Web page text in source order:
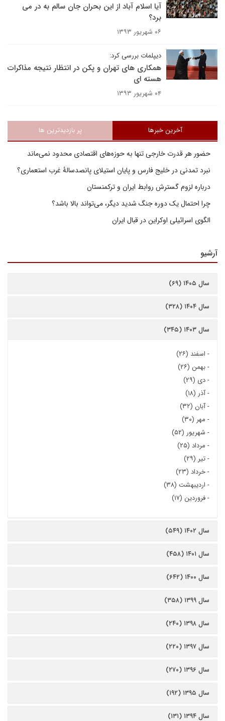
آیا اسلام آباد از این بحران جان سالم به در می
برد؟
۰۶ شهریور ۱۳۹۳
دیپلمات بررسی کرد:
همکاری های تهران و پکن در انتظار نتیجه مذاکرات
هسته ای
۰۴ شهریور ۱۳۹۳
آخرین خبرها پر بازدیدترین ها
حضور هر قدرت خارجی تنها به حوزه‌های اقتصادی محدود نمی‌ماند
نبرد تمدنی در خلیج فارس و پایان استیلای پانصدسالۀ غرب استعماری؟
درباره لزوم گسترش روابط ایران و ترکمنستان
چرا احتمال یک دوره جنگ شدید دیگر، می‌تواند بالا باشد؟
الگوی اسرائیلی اوکراین در قبال ایران
آرشیو
سال ۱۴۰۵ (۶۹)
سال ۱۴۰۴ (۳۲۸)
سال ۱۴۰۳ (۳۴۵)
- اسفند (۲۶)
-بهمن (۲۶)
-دی (۲۹)
-آذر (۱۸)
-آبان (۳۲)
- مهر (۳۰)
- شهریور (۵۲)
- مرداد (۲۵)
-تیر (۲۹)
-خرداد (۲۳)
- اردیبهشت (۳۸)
-فروردین (۱۷)
سال ۱۴۰۲ (۵۴۹)
سال ۱۴۰۱ (۴۵۸)
سال ۱۴۰۰ (۶۴۲)
سال ۱۳۹۹ (۳۵۸)
سال ۱۳۹۸ (۲۴۰)
سال ۱۳۹۷ (۲۲۰)
سال ۱۳۹۶ (۲۷۰)
سال ۱۳۹۵ (۱۹۲)
سال ۱۳۹۴ (۱۳۱)